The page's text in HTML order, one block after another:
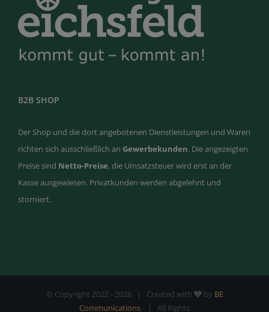
B2B SHOP
Der Shop und die dort angebotenen Dienstleistungen und Waren
richten sich ausschließlich an Gewerbekunden. Die angezeigten
Preise sind Netto-Preise, die Umsatzsteuer wird erst an der
Kasse ausgewiesen. Privatkunden werden abgelehnt und
storniert.
© Copyright 2022 - 2026 | Created with by BE
Communications
| All Rights